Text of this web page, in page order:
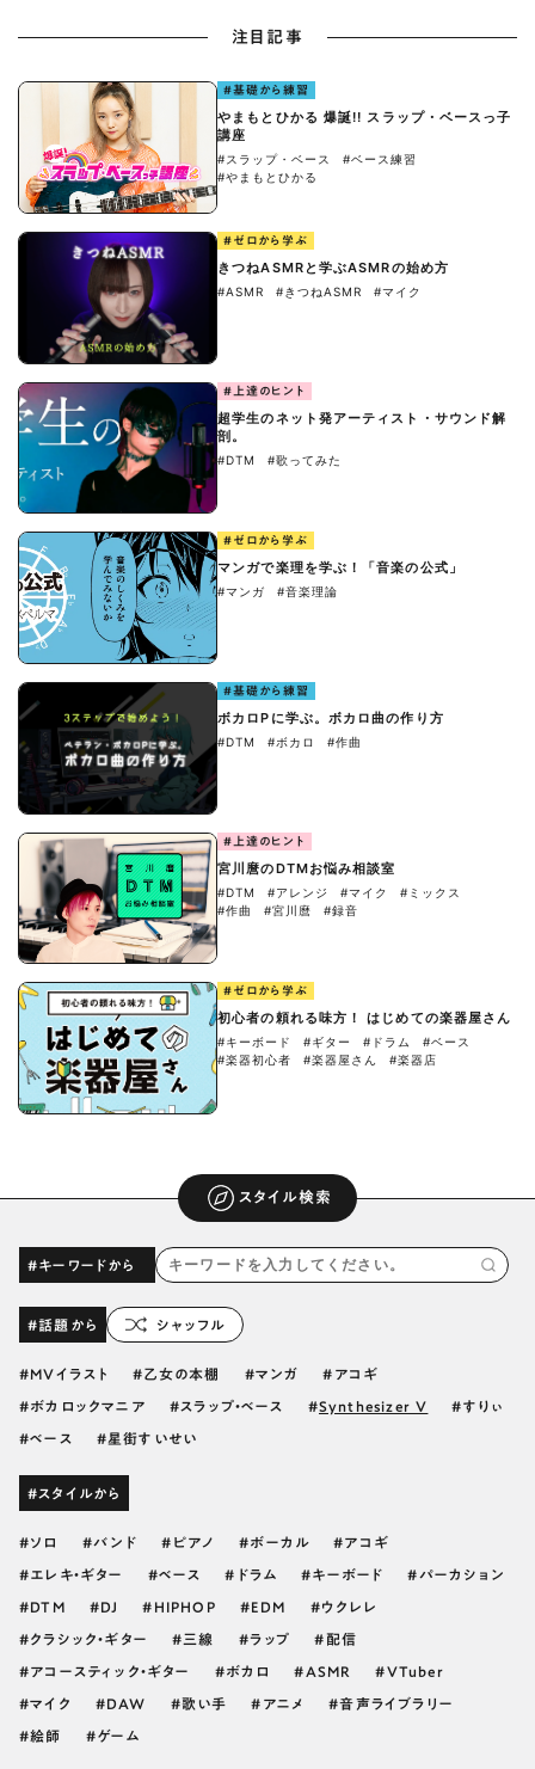
注目記事
#基礎から練習
やまもとひかる 爆誕!! スラップ・ベースっ子
講座
#スラップ・ベース
#ベース練習
#やまもとひかる
#ゼロから学ぶ
きつねASMRと学ぶASMRの始め方
#ASMR #きつねASMR #マイク
#上達のヒント
超学生のネット発アーティスト・サウンド解
剖。
#DTM #歌ってみた
#ゼロから学ぶ
マンガで楽理を学ぶ！「音楽の公式」
#マンガ #音楽理論
#基礎から練習
ボカロPに学ぶ。ボカロ曲の作り方
#DTM #ボカロ #作曲
#上達のヒント
宮川麿のDTMお悩み相談室
#DTM #アレンジ #マイク
#ミックス
#作曲
#宮川麿 #録音
#ゼロから学ぶ
初心者の頼れる味方！ はじめての楽器屋さん
#キーボード #ギター #ドラム
#ベース
#楽器初心者
#楽器屋さん #楽器店
スタイル検索
#キーワードから
#話題から シャッフル
MVイラスト 乙女の本棚 マンガ アコギ
ボカロックマニア スラップ・ベース Synthesizer V すりぃ
ベース 星街すいせい
#スタイルから
ソロ バンド ピアノ ボーカル アコギ
エレキ・ギター ベース ドラム キーボード パーカション
DTM DJ HIPHOP EDM ウクレレ
クラシック・ギター 三線 ラップ 配信
アコースティック・ギター ボカロ ASMR VTuber
マイク DAW 歌い手 アニメ 音声ライブラリー
絵師 ゲーム